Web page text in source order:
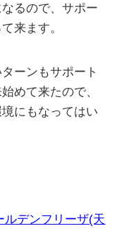
るので、サポー
来ます。
ーンもサポート
めて来たので、
にもなってはい
ルデンフリーザ(天